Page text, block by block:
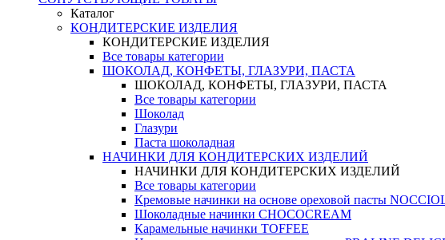
Каталог
КОНДИТЕРСКИЕ ИЗДЕЛИЯ
КОНДИТЕРСКИЕ ИЗДЕЛИЯ
Все товары категории
ШОКОЛАД, КОНФЕТЫ, ГЛАЗУРИ, ПАСТА
ШОКОЛАД, КОНФЕТЫ, ГЛАЗУРИ, ПАСТА
Все товары категории
Шоколад
Глазури
Паста шоколадная
НАЧИНКИ ДЛЯ КОНДИТЕРСКИХ ИЗДЕЛИЙ
НАЧИНКИ ДЛЯ КОНДИТЕРСКИХ ИЗДЕЛИЙ
Все товары категории
Кремовые начинки на основе ореховой пасты
Шоколадные начинки CHOCOCREAM
Карамельные начинки TOFFEE